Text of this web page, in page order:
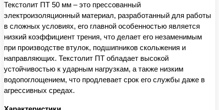
Текстолит ПТ 50 мм – это прессованный
электроизоляционный материал, разработанный для работы
в сложных условиях, его главной особенностью является
низкий коэффициент трения, что делает его незаменимым
при производстве втулок, подшипников скольжения и
направляющих. Текстолит ПТ обладает высокой
устойчивостью к ударным нагрузкам, а также низким
водопоглощением, что продлевает срок его службы даже в
агрессивных средах.